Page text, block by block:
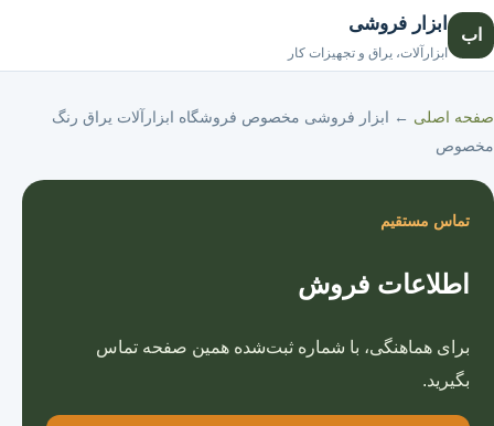
اب
ابزار فروشی
ابزارآلات، یراق و تجهیزات کار
صفحه اصلی ← ابزار فروشی مخصوص فروشگاه ابزارآلات یراق رنگ
مخصوص
تماس مستقیم
اطلاعات فروش
برای هماهنگی، با شماره ثبت‌شده همین صفحه تماس
بگیرید.